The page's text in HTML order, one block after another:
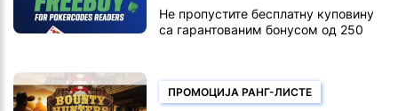
Не пропустите бесплатну куповину
са гарантованим бонусом од 250
ПРОМОЦИЈА РАНГ-ЛИСТЕ